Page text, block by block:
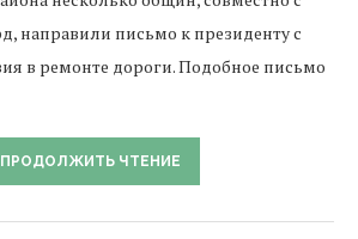
направили письмо к президенту с
в ремонте дороги. Подобное письмо
ПРОДОЛЖИТЬ ЧТЕНИЕ